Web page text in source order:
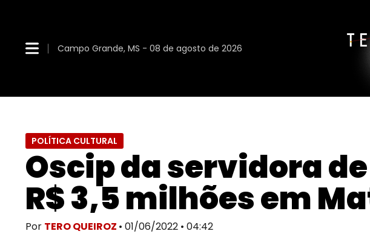
Campo Grande, MS - 08 de agosto de 2026
POLÍTICA CULTURAL
Oscip da servidora
R$ 3,5 milhões em
Por TERO QUEIROZ • 01/06/2022 • 04:42